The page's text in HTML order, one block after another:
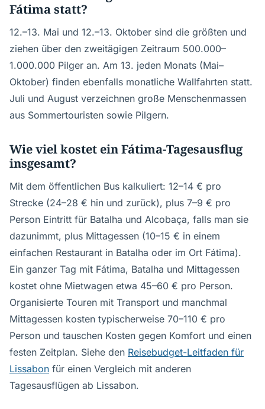
Fátima statt?
12.–13. Mai und 12.–13. Oktober sind die größten und
ziehen über den zweitägigen Zeitraum 500.000–
1.000.000 Pilger an. Am 13. jeden Monats (Mai–
Oktober) finden ebenfalls monatliche Wallfahrten statt.
Juli und August verzeichnen große Menschenmassen
aus Sommertouristen sowie Pilgern.
Wie viel kostet ein Fátima-Tagesausflug
insgesamt?
Mit dem öffentlichen Bus kalkuliert: 12–14 € pro
Strecke (24–28 € hin und zurück), plus 7–9 € pro
Person Eintritt für Batalha und Alcobaça, falls man sie
dazunimmt, plus Mittagessen (10–15 € in einem
einfachen Restaurant in Batalha oder im Ort Fátima).
Ein ganzer Tag mit Fátima, Batalha und Mittagessen
kostet ohne Mietwagen etwa 45–60 € pro Person.
Organisierte Touren mit Transport und manchmal
Mittagessen kosten typischerweise 70–110 € pro
Person und tauschen Kosten gegen Komfort und einen
festen Zeitplan. Siehe den Reisebudget-Leitfaden für
Lissabon für einen Vergleich mit anderen
Tagesausflügen ab Lissabon.